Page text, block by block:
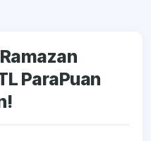
ParaPuan